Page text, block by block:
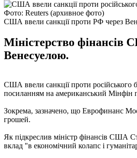
Фото: Reuters (архивное фото)
США ввели санкції проти РФ через
Міністерство фінансів
Венесуелою.
США ввели санкції проти
посиланням на американський Мінфін
Зокрема, зазначено, що Еврофинанс
грошей.
Як підкреслив міністр фінансів США
вклад "в економічний колапс і